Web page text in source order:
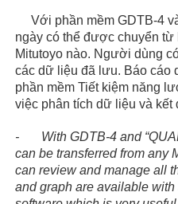
Với phần mềm GDTB-4
ngày có thể được chuyển từ
Mitutoyo nào. Người dùng
các dữ liệu đã lưu. Báo cáo
phần mềm Tiết kiệm năng
việc phân tích dữ liệu và kết
- With GDTB-4 and
can be transferred from any
can review and manage all
and graph are available with